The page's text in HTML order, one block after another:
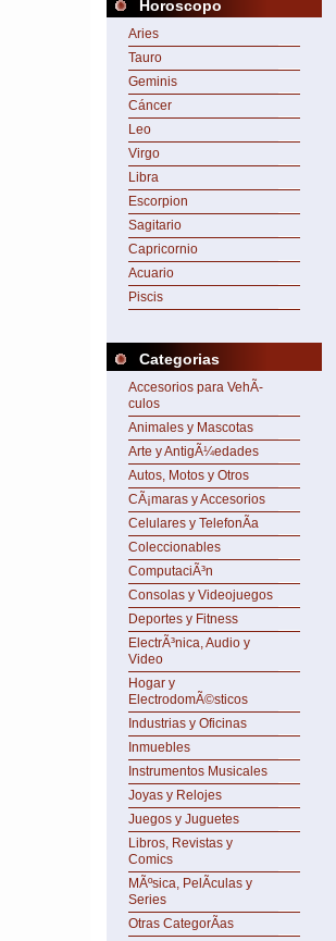
Horoscopo
Aries
Tauro
Geminis
Cáncer
Leo
Virgo
Libra
Escorpion
Sagitario
Capricornio
Acuario
Piscis
Categorias
Accesorios para VehÃ­
culos
Animales y Mascotas
Arte y AntigÃ¼edades
Autos, Motos y Otros
CÃ¡maras y Accesorios
Celulares y TelefonÃ­a
Coleccionables
ComputaciÃ³n
Consolas y Videojuegos
Deportes y Fitness
ElectrÃ³nica, Audio y
Video
Hogar y
ElectrodomÃ©sticos
Industrias y Oficinas
Inmuebles
Instrumentos Musicales
Joyas y Relojes
Juegos y Juguetes
Libros, Revistas y
Comics
MÃºsica, PelÃ­culas y
Series
Otras CategorÃ­as